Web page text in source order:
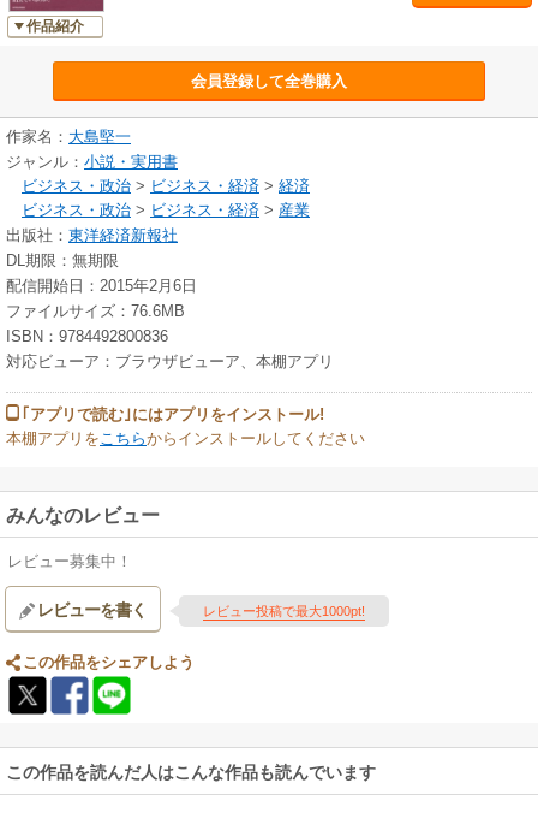
過渡的試み
第７章 ドイツにおける再生可能エネルギーの爆発的拡大―固定価格制の
理想的枠組み
第８章 再生可能エネルギー政策の共通化をめざして前進するＥＵ―再生
可能エネルギー関連指令の策定をめぐって
終 章 ２０５０年に向けたエネルギー政策のグリーン改革―持続可能な
低炭素社会をめざして
作品紹介
会員登録して全巻購入
作家名： 大島堅一
ジャンル： 小説・実用書
ビジネス・政治 > ビジネス・経済 > 経済
ビジネス・政治 > ビジネス・経済 > 産業
出版社： 東洋経済新報社
DL期限：無期限
配信開始日：2015年2月6日
ファイルサイズ：76.6MB
ISBN：9784492800836
対応ビューア：ブラウザビューア、本棚アプリ
｢アプリで読む｣にはアプリをインストール!
本棚アプリを こちらからインストールしてください
みんなのレビュー
レビュー募集中！
レビューを書く レビュー投稿で最大1000pt!
この作品をシェアしよう
この作品を読んだ人はこんな作品も読んでいます